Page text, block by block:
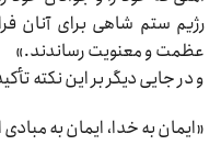
رژیم ستم شاهی برای آنان
عظمت و معنویت رساندند.»
و در جایی دیگر بر این نکته
«ایمان به خدا، ایمان به